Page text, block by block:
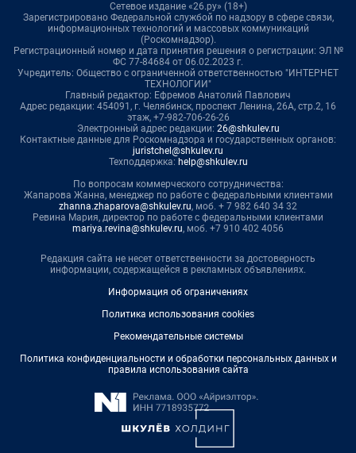
Сетевое издание «26.ру» (18+)
Зарегистрировано Федеральной службой по надзору в сфере связи,
информационных технологий и массовых коммуникаций
(Роскомнадзор).
Регистрационный номер и дата принятия решения о регистрации: ЭЛ №
ФС 77-84684 от 06.02.2023 г.
Учредитель: Общество с ограниченной ответственностью "ИНТЕРНЕТ
ТЕХНОЛОГИИ"
Главный редактор: Ефремов Анатолий Павлович
Адрес редакции: 454091, г. Челябинск, проспект Ленина, 26А, стр.2, 16
этаж, +7-982-706-26-26
Электронный адрес редакции: 26@shkulev.ru
Контактные данные для Роскомнадзора и государственных органов:
juristchel@shkulev.ru
Техподдержка: help@shkulev.ru
По вопросам коммерческого сотрудничества:
Жапарова Жанна, менеджер по работе с федеральными клиентами
zhanna.zhaparova@shkulev.ru, моб. + 7 982 640 34 32
Ревина Мария, директор по работе с федеральными клиентами
mariya.revina@shkulev.ru, моб. +7 910 402 4056
Редакция сайта не несет ответственности за достоверность
информации, содержащейся в рекламных объявлениях.
Информация об ограничениях
Политика использования cookies
Рекомендательные системы
Политика конфиденциальности и обработки персональных данных и
правила использования сайта